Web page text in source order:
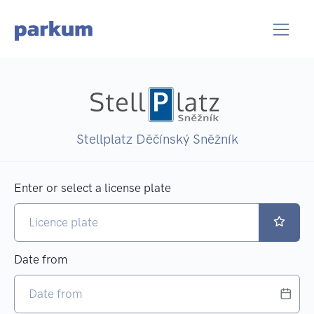
Stellplatz Děčínský Sněžník
Enter or select a license plate
Date from